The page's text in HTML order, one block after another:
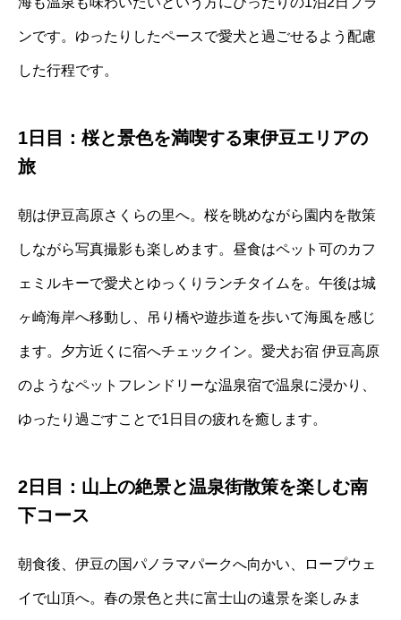
ンです。ゆったりしたペースで愛犬と過ごせるよう配慮
した行程です。
1日目：桜と景色を満喫する東伊豆エリアの
旅
朝は伊豆高原さくらの里へ。桜を眺めながら園内を散策
しながら写真撮影も楽しめます。昼食はペット可のカフ
ェミルキーで愛犬とゆっくりランチタイムを。午後は城
ヶ崎海岸へ移動し、吊り橋や遊歩道を歩いて海風を感じ
ます。夕方近くに宿へチェックイン。愛犬お宿 伊豆高原
のようなペットフレンドリーな温泉宿で温泉に浸かり、
ゆったり過ごすことで1日目の疲れを癒します。
2日目：山上の絶景と温泉街散策を楽しむ南
下コース
朝食後、伊豆の国パノラマパークへ向かい、ロープウェ
イで山頂へ。春の景色と共に富士山の遠景を楽しみま